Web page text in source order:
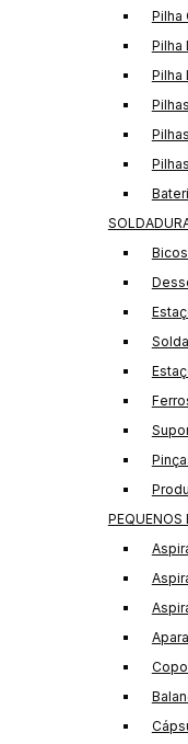
Pilha
Pilha
Pilha
PEQUENOS